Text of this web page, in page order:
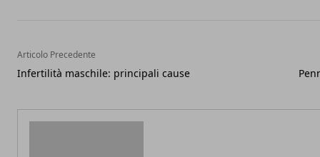
Articolo Precedente
Infertilità maschile: principali cause